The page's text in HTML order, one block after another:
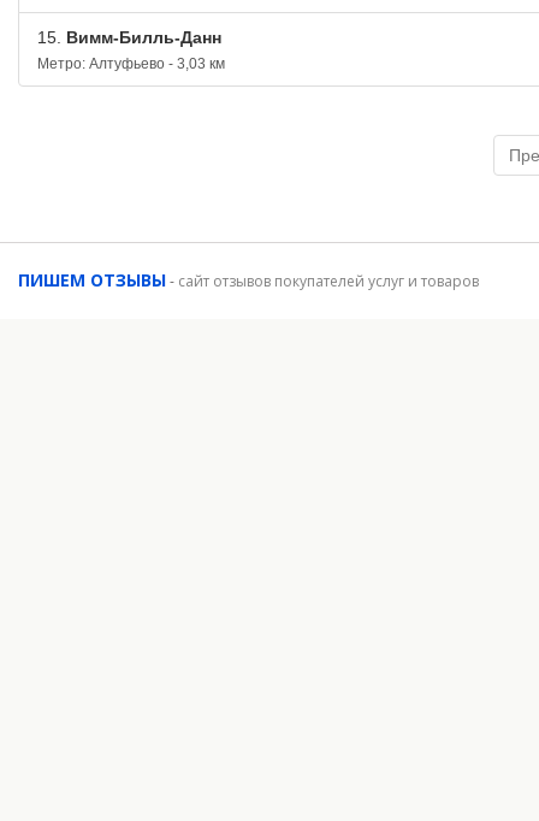
15. Вимм-Билль-Данн
Метро: Алтуфьево - 3,03 км
ПИШЕМ ОТЗЫВЫ- сайт отзывов покупателей услуг и товаров